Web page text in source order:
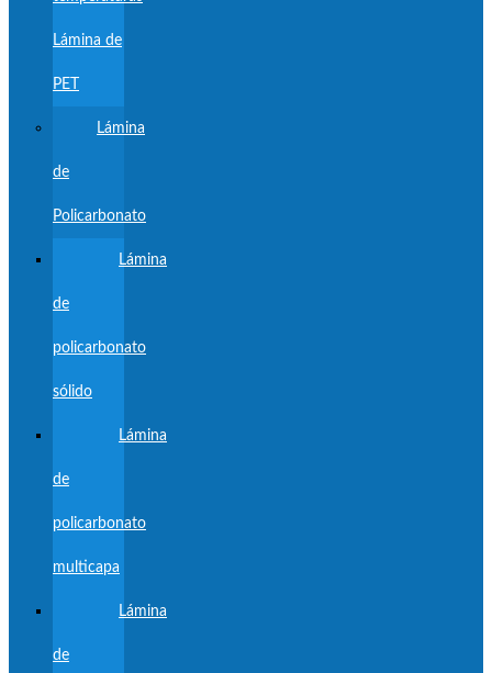
Lámina de
PET
Lámina
de
Policarbonato
Lámina
de
policarbonato
sólido
Lámina
de
policarbonato
multicapa
Lámina
de